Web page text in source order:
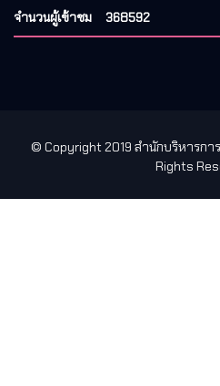
จำนวนผู้เข้าชม 368592
© Copyright 2019 สำนักบริหารกา
Rights